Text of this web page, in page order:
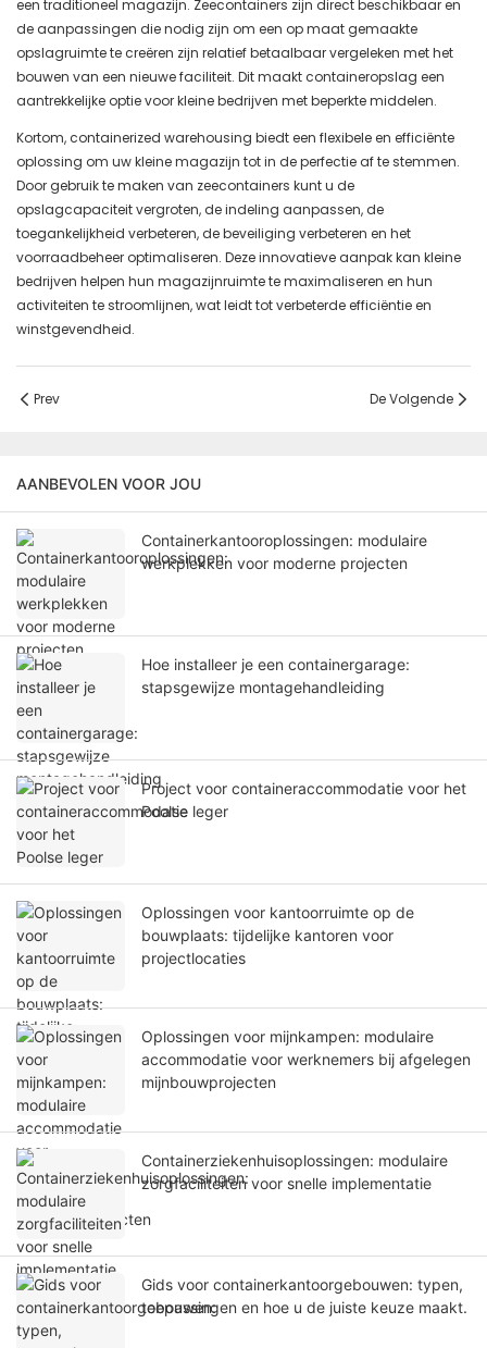
een traditioneel magazijn. Zeecontainers zijn direct beschikbaar en
de aanpassingen die nodig zijn om een ​​op maat gemaakte
opslagruimte te creëren zijn relatief betaalbaar vergeleken met het
bouwen van een nieuwe faciliteit. Dit maakt containeropslag een
aantrekkelijke optie voor kleine bedrijven met beperkte middelen.
Kortom, containerized warehousing biedt een flexibele en efficiënte
oplossing om uw kleine magazijn tot in de perfectie af te stemmen.
Door gebruik te maken van zeecontainers kunt u de
opslagcapaciteit vergroten, de indeling aanpassen, de
toegankelijkheid verbeteren, de beveiliging verbeteren en het
voorraadbeheer optimaliseren. Deze innovatieve aanpak kan kleine
bedrijven helpen hun magazijnruimte te maximaliseren en hun
activiteiten te stroomlijnen, wat leidt tot verbeterde efficiëntie en
winstgevendheid.
Prev De Volgende
AANBEVOLEN VOOR JOU
Containerkantooroplossingen: modulaire
werkplekken voor moderne projecten
Hoe installeer je een containergarage:
stapsgewijze montagehandleiding
Project voor containeraccommodatie voor het
Poolse leger
Oplossingen voor kantoorruimte op de
bouwplaats: tijdelijke kantoren voor
projectlocaties
Oplossingen voor mijnkampen: modulaire
accommodatie voor werknemers bij afgelegen
mijnbouwprojecten
Containerziekenhuisoplossingen: modulaire
zorgfaciliteiten voor snelle implementatie
Gids voor containerkantoorgebouwen: typen,
toepassingen en hoe u de juiste keuze maakt.